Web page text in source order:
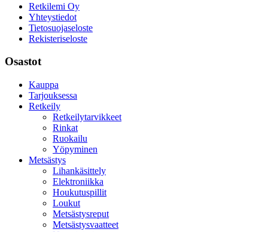
Retkilemi Oy
Yhteystiedot
Tietosuojaseloste
Rekisteriseloste
Osastot
Kauppa
Tarjouksessa
Retkeily
Retkeilytarvikkeet
Rinkat
Ruokailu
Yöpyminen
Metsästys
Lihankäsittely
Elektroniikka
Houkutuspillit
Loukut
Metsästysreput
Metsästysvaatteet